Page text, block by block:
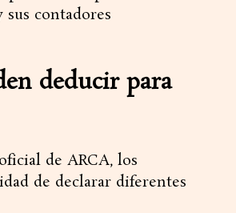
contadores
deducir para
de ARCA, los
de declarar diferentes